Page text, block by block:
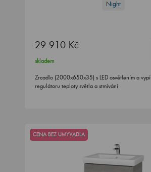
Night
29 910 Kč
skladem
Zrcadlo (2000x650x35) s LED osvětlením a
regulátoru teploty světla a stmívání
CENA BEZ UMYVADLA